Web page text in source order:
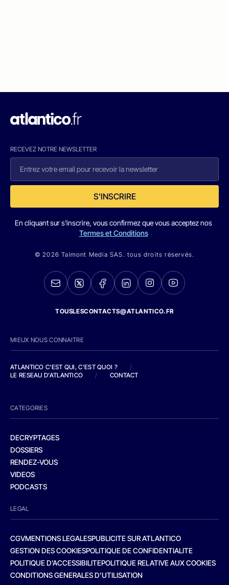
RECEVEZ NOTRE NEWSLETTER
S'INSCRIRE
En cliquant sur s'inscrire, vous confirmez que vous acceptez nos
Termes et Conditions
© 2026 Talmont Media SAS. tous droits réservés.
TOUSLESCONTACTS@ATLANTICO.FR
MIEUX NOUS CONNAITRE
ATLANTICO C'EST QUI, C'EST QUOI ?
/
LE RESEAU D'ATLANTICO
/ CONTACT
CATEGORIES
DECRYPTAGES
DOSSIERS
RENDEZ-VOUS
VIDEOS
PODCASTS
LEGAL
CGVMENTIONS LEGALESPUBLICITE SUR ATLANTICO
GESTION DES COOKIESPOLITIQUE DE CONFIDENTIALITE
POLITIQUE D’ACCESSIBILITEPOLITIQUE RELATIVE AUX COOKIES
CONDITIONS GENERALES D’UTILISATION